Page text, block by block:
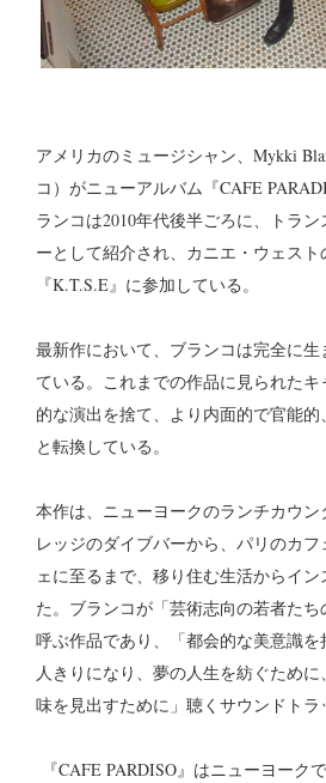
アメリカのミュージシャン、Mykki
コ）がニューアルバム『CAFE
ランコは2010年代後半ごろに、トラ
ーとして紹介され、カニエ・ウェスト
『K.T.S.E』に参加している。
最新作において、ブランコは完全に
ている。これまでの作品に見られた
的な演出を捨て、より内面的で官能
と転換している。
本作は、ニューヨークのランチカウン
レッジのダイブバーから、パリのカ
ェに至るまで、移り住む生活からイ
た。ブランコが「芸術志向の若者たち
呼ぶ作品であり、「都会的な美意識
人きりになり、夢の人生を紡ぐため
味を見出すために」聴くサウンドトラ
『CAFE PARDISO』はニューヨーク